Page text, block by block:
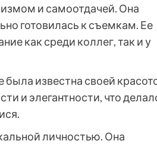
и самоотдачей. Она
готовилась к съемкам. Ее
как среди коллег, так и у
была известна своей
и элегантности, что
личностью. Она